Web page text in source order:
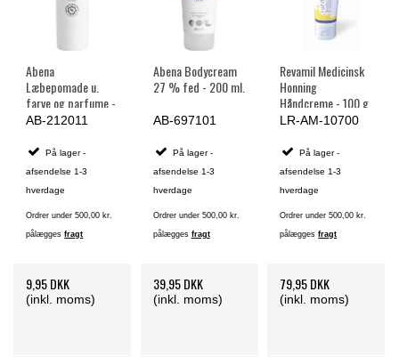
Abena
Læbepomade u.
farve og parfume -
4,5 g.
AB-212011
På lager -
afsendelse 1-3
hverdage
Ordrer under 500,00 kr.
pålæggesfragt
9,95 DKK
(inkl. moms)
Abena Bodycream
27 % fed - 200 ml.
AB-697101
På lager -
afsendelse 1-3
hverdage
Ordrer under 500,00 kr.
pålægges fragt
39,95 DKK
(inkl. moms)
Revamil Medicinsk
Honning
Håndcreme - 100 g.
LR-AM-10700
På lager -
afsendelse 1-3
hverdage
Ordrer under 500,00 kr.
pålæggesfragt
79,95 DKK
(inkl. moms)